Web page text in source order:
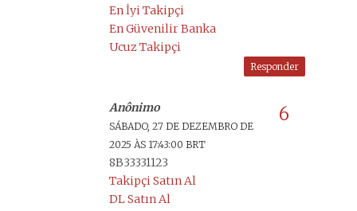
En İyi Takipçi
En Güvenilir Banka
Ucuz Takipçi
Responder
Anônimo
SÁBADO, 27 DE DEZEMBRO DE
2025 ÀS 17:43:00 BRT
8B33331123
Takipçi Satın Al
DL Satın Al